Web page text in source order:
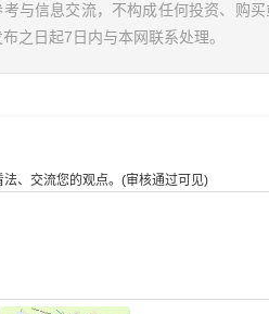
与信息交流，不构成任何投资、购
之日起7日内与本网联系处理。
、交流您的观点。(审核通过可见)